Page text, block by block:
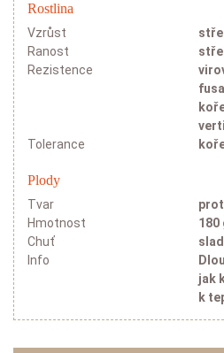
Cukrové melouny
Rostlina
Vzrůst
Ranost
Rezistence
Tolerance
Plody
Tvar
Hmotnost
180
Chuť
Info
jak
k